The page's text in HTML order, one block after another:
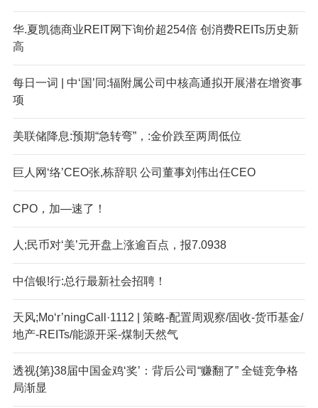
华.夏凯德商业REIT网下询价超254倍 创消费REITs历史新
高
每日一词 | 中‘国’同:辐附属公司中核高通拟开展潜在增资事
项
美联储降息:预期“急转弯”，:金价跌至两周低位
巨人网‘络’CEO张,栋辞职 公司董事刘伟出任CEO
CPO，加—速了！
人;民币对‘美’元开盘上涨逾百点，报7.0938
中信银!行:总行最新社会招聘！
天风;Mo‘r’ningCall·1112 | 策略-配置周观察/固收-货币基金/
地产-REITs/能源开采-煤制天然气
透视{第}38届中国金鸡‘奖’：背后公司“赚翻了” 全链竞争格
局渐显